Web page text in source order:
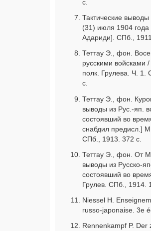
с.
Тактические
(31) июля 1904
Адариди]. СПб.,
Теттау Э., фон.
русскими войсками
полк. Грулева. Ч.
с.
Теттау Э., фон.
выводы из Рус.-яп.
состоявший во
снабдил предисл.]
СПб., 1913. 372 с.
Теттау Э., фон. От
выводы из Русско-
состоявший во
Грулев. СПб., 1914.
Niessel H.
russo-japonaise. 3e
Rennenkampf P.